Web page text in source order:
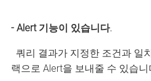
- Alert 기능이 있습니다.
쿼리 결과가 지정한 조건과 일
랙으로 Alert을 보내줄 수 있습니